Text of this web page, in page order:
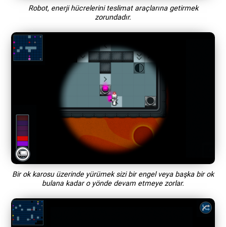
Robot, enerji hücrelerini teslimat araçlarına getirmek
zorundadır.
Bir ok karosu üzerinde yürümek sizi bir engel veya başka bir ok
bulana kadar o yönde devam etmeye zorlar.